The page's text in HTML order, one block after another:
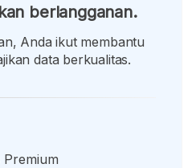
berlangganan.
Anda ikut membantu
data berkualitas.
Premium